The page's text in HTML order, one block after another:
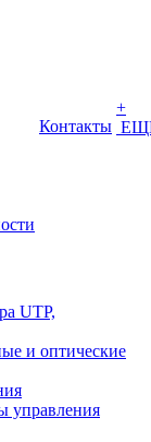
Контакты
+
UTP,
и оптические
управления